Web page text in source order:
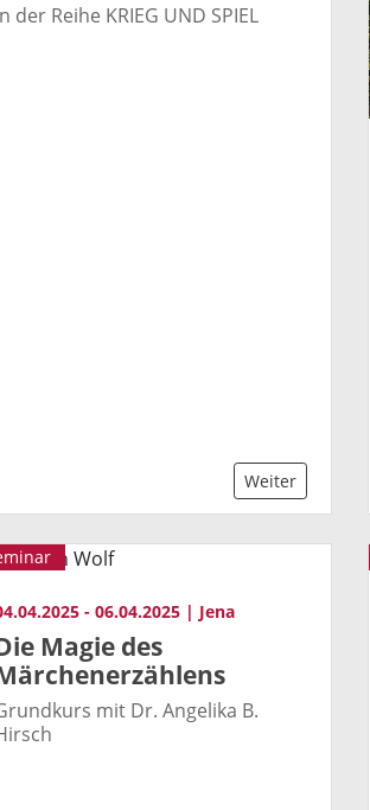
der Reihe KRIEG UND SPIEL
Weiter
- 06.04.2025 | Jena
Magie des
mit Dr. Angelika B.